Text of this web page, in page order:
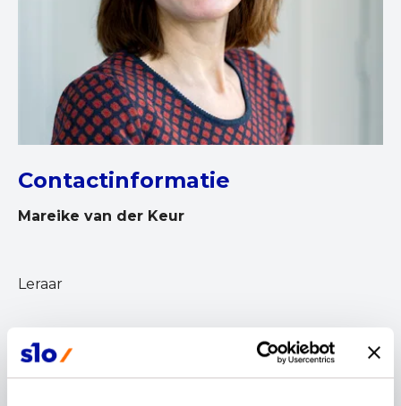
Contactinformatie
Mareike van der Keur
Leraar